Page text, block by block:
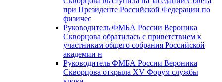
при Президенте Российской Федерации по
физичес
Руководитель ФМБА России Вероника
Скворцова обратилась с приветствием к
участникам общего собрания Российской
академии н
Руководитель ФМБА России Вероника
Скворцова открыла XV Форум службы